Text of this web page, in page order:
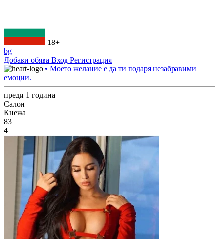
18+
bg
Добави обява Вход Регистрация
• Моето желание е да ти подаря незабравими
емоции.
преди 1 година
Салон
Кнежа
83
4